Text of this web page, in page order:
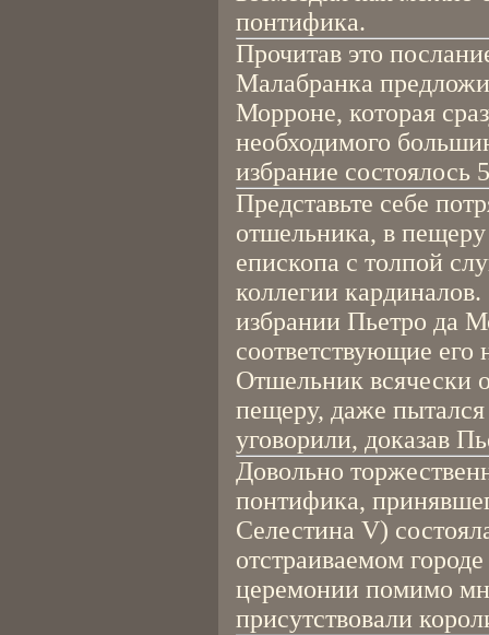
понтифика.
Прочитав это
Малабранка
Морроне, которая
необходимого
избрание состоялось
Представьте себе
отшельника, в
епископа с толпой
коллегии
избрании Пьетро да
соответствующие
Отшельник всячески
пещеру, даже пытался
уговорили, доказав
Довольно
понтифика,
Селестина V)
отстраиваемом
церемонии помимо
присутствовали